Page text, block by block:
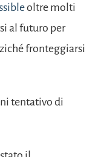
oltre molti
al futuro per
fronteggiarsi
tentativo di